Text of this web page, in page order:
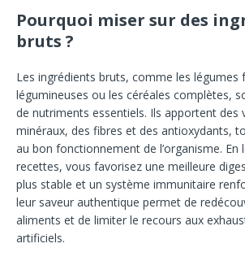
Pourquoi miser sur des
bruts ?
Les ingrédients bruts, comme les légumes
légumineuses ou les céréales complètes,
de nutriments essentiels. Ils apportent des
minéraux, des fibres et des antioxydants,
au bon fonctionnement de l’organisme. En
recettes, vous favorisez une meilleure
plus stable et un système immunitaire
leur saveur authentique permet de
aliments et de limiter le recours aux
artificiels.